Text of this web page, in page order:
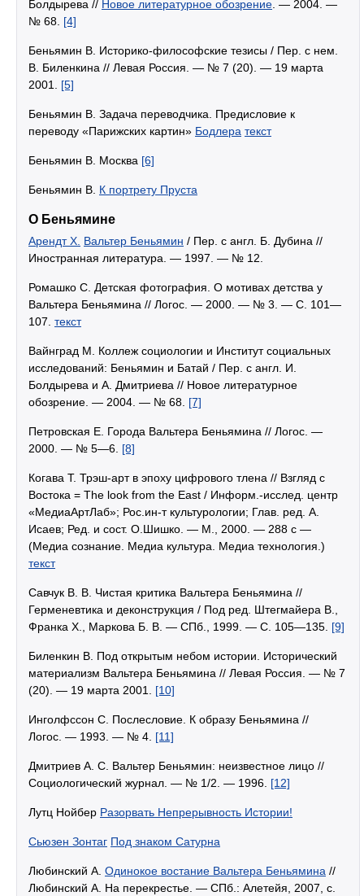
Болдырева // Новое литературное обозрение . — 2004. —
№ 68. [4]
Беньямин В. Историко-философские тезисы / Пер. с нем.
В. Биленкина // Левая Россия. — № 7 (20). — 19 марта
2001. [5]
Беньямин В. Задача переводчика. Предисловие к
переводу «Парижских картин» Бодлера текст
Беньямин В. Москва [6]
Беньямин В. К портрету Пруста
О Беньямине
Арендт Х. Вальтер Беньямин / Пер. с англ. Б. Дубина //
Иностранная литература. — 1997. — № 12.
Ромашко С. Детская фотография. О мотивах детства у
Вальтера Беньямина // Логос. — 2000. — № 3. — С. 101—
107. текст
Вайнград М. Коллеж социологии и Институт социальных
исследований: Беньямин и Батай / Пер. с англ. И.
Болдырева и А. Дмитриева // Новое литературное
обозрение. — 2004. — № 68. [7]
Петровская Е. Города Вальтера Беньямина // Логос. —
2000. — № 5—6. [8]
Когава Т. Трэш-арт в эпоху цифрового тлена // Взгляд с
Востока = The look from the East / Информ.-исслед. центр
«МедиаАртЛаб»; Рос.ин-т культурологии; Глав. ред. А.
Исаев; Ред. и сост. О.Шишко. — М., 2000. — 288 с —
(Медиа сознание. Медиа культура. Медиа технология.)
текст
Савчук В. В. Чистая критика Вальтера Беньямина //
Герменевтика и деконструкция / Под ред. Штегмайера В.,
Франка Х., Маркова Б. В. — СПб., 1999. — C. 105—135. [9]
Биленкин В. Под открытым небом истории. Исторический
материализм Вальтера Беньямина // Левая Россия. — № 7
(20). — 19 марта 2001. [10]
Инголфссон С. Послесловие. К образу Беньямина //
Логос. — 1993. — № 4. [11]
Дмитриев А. С. Вальтер Беньямин: неизвестное лицо //
Социологический журнал. — № 1/2. — 1996. [12]
Лутц Нойбер Разорвать Непрерывность Истории!
Сьюзен Зонтаг Под знаком Сатурна
Любинский А. Одинокое востание Вальтера Беньямина //
Любинский А. На перекрестье. — СПб.: Алетейя, 2007, с.